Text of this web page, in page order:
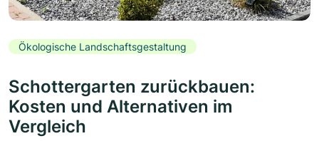
Ökologische Landschaftsgestaltung
Schottergarten zurückbauen:
Kosten und Alternativen im
Vergleich